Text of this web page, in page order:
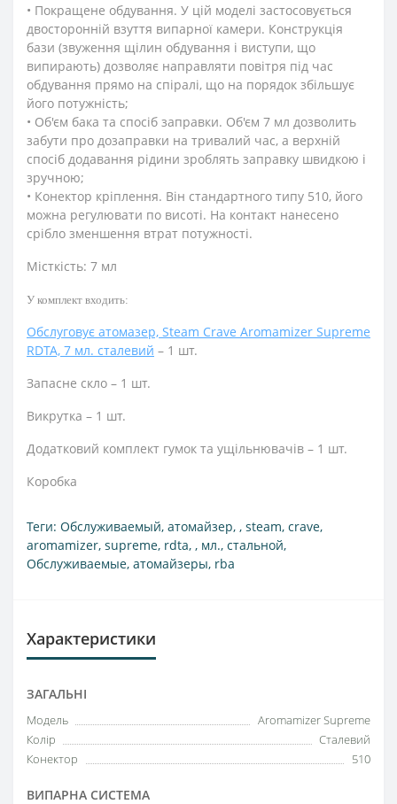
• Покращене обдування. У цій моделі застосовується
двосторонній взуття випарної камери. Конструкція
бази (звуження щілин обдування і виступи, що
випирають) дозволяє направляти повітря під час
обдування прямо на спіралі, що на порядок збільшує
його потужність;
• Об'єм бака та спосіб заправки. Об'єм 7 мл дозволить
забути про дозаправки на тривалий час, а верхній
спосіб додавання рідини зроблять заправку швидкою і
зручною;
• Конектор кріплення. Він стандартного типу 510, його
можна регулювати по висоті. На контакт нанесено
срібло зменшення втрат потужності.
Місткість: 7 мл
У комплект входить:
Обслуговує атомазер, Steam Crave Aromamizer Supreme
RDTA, 7 мл. сталевий – 1 шт.
Запасне скло – 1 шт.
Викрутка – 1 шт.
Додатковий комплект гумок та ущільнювачів – 1 шт.
Коробка
Теги: Обслуживаемый, атомайзер, , steam, crave,
aromamizer, supreme, rdta, , мл., стальной,
Обслуживаемые, атомайзеры, rba
Характеристики
ЗАГАЛЬНІ
Модель
Aromamizer Supreme
Колір
Сталевий
Конектор
510
ВИПАРНА СИСТЕМА